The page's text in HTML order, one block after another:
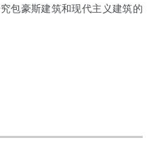
包豪斯建筑和现代主义建筑的